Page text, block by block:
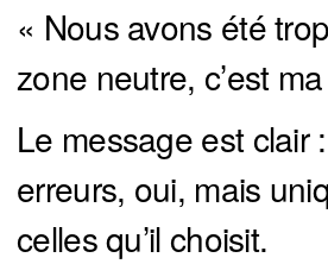
« Nous avons été
zone neutre, c’est
Le message est clair
erreurs, oui, mais
celles qu’il choisit.